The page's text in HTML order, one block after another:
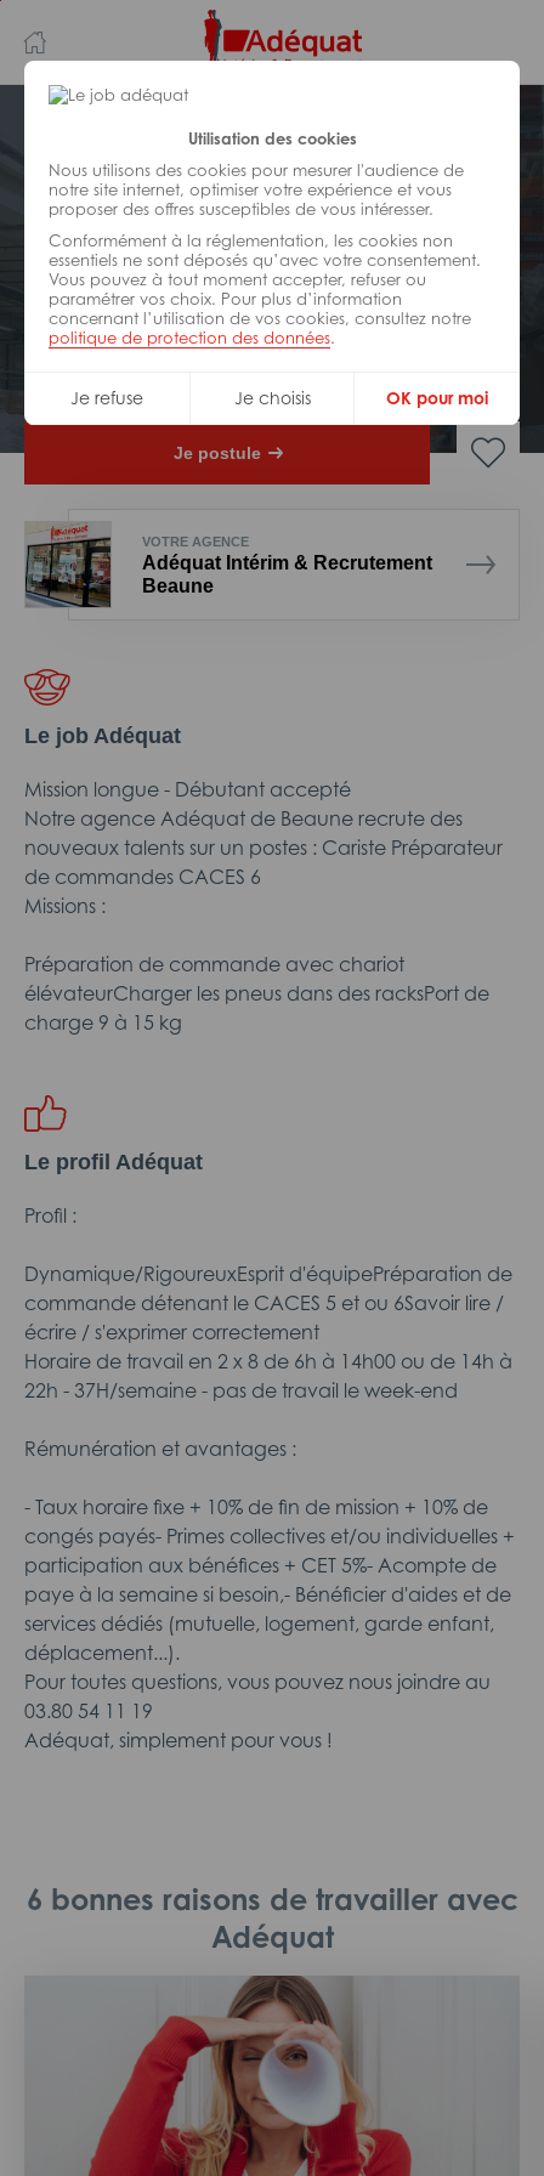
Utilisation des cookies
Nous utilisons des cookies pour mesurer l'audience de
notre site internet, optimiser votre expérience et vous
proposer des offres susceptibles de vous intéresser.
Conformément à la réglementation, les cookies non
essentiels ne sont déposés qu’avec votre consentement.
Vous pouvez à tout moment accepter, refuser ou
paramétrer vos choix. Pour plus d’information
concernant l’utilisation de vos cookies, consultez notre
politique de protection des données.
Je refuse Je choisis OK pour moi
au
contenu
principal
navigation
LOGISTIQUE
Réf : Z60-324118
Cariste préparateur de
commandes CACES 6 H/F
Je postule
VOTRE AGENCE
Adéquat Intérim & Recrutement
Beaune
Le job Adéquat
Mission longue - Débutant accepté
Notre agence Adéquat de Beaune recrute des
nouveaux talents sur un postes : Cariste Préparateur
de commandes CACES 6
Missions :
Préparation de commande avec chariot
élévateurCharger les pneus dans des racksPort de
charge 9 à 15 kg
Le profil Adéquat
Profil :
Dynamique/RigoureuxEsprit d'équipePréparation de
commande détenant le CACES 5 et ou 6Savoir lire /
écrire / s'exprimer correctement
Horaire de travail en 2 x 8 de 6h à 14h00 ou de 14h à
22h - 37H/semaine - pas de travail le week-end
Rémunération et avantages :
- Taux horaire fixe + 10% de fin de mission + 10% de
congés payés- Primes collectives et/ou individuelles +
participation aux bénéfices + CET 5%- Acompte de
paye à la semaine si besoin,- Bénéficier d'aides et de
services dédiés (mutuelle, logement, garde enfant,
déplacement...).
Pour toutes questions, vous pouvez nous joindre au
03.80 54 11 19
Adéquat, simplement pour vous !
6 bonnes raisons de travailler avec
Adéquat